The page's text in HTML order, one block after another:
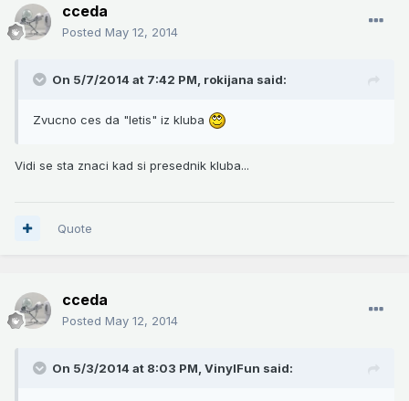
cceda
Posted May 12, 2014
On 5/7/2014 at 7:42 PM, rokijana said:
Zvucno ces da "letis" iz kluba
Vidi se sta znaci kad si presednik kluba...
Quote
cceda
Posted May 12, 2014
On 5/3/2014 at 8:03 PM, VinylFun said: